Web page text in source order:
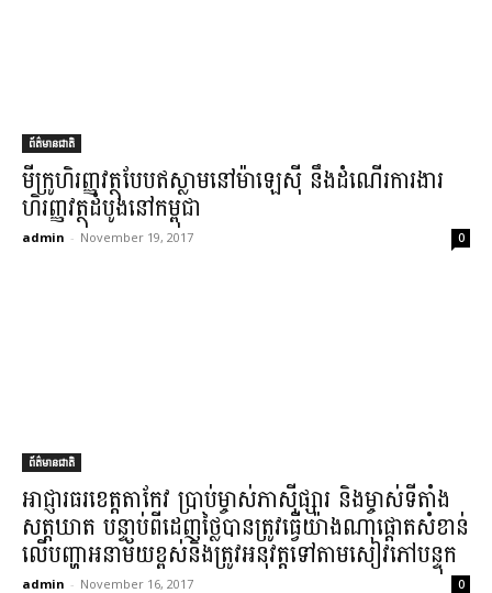
ព័ត៌មានជាតិ
មីក្រូហិរញ្ញវត្ថុ​បែប​ឥស្លាម​នៅ​ម៉ាឡេស៊ី នឹង​ដំណើរ​ការងារ​
ហិរញ្ញវត្ថុ​ដំបូង​នៅ​កម្ពុជា
admin - November 19, 2017 0
ព័ត៌មានជាតិ
អាជ្ញារ​ធរ​ខេត្តតាកែវ ប្រាប់​ម្ចាស់​ភាស៊ី​ផ្សារ និង​ម្ចាស់​ទីតាំង​
សត្តឃាត បន្ទាប់​ពី​ដេញថ្លៃ​បាន​ត្រូវ​ធ្វើ​យ៉ាងណា​ផ្តោត​សំខាន់​
លើ​បញ្ហា​អនាម័យ​ខ្ពស់​និង​ត្រូវ​អនុវត្ត​ទៅ​តាម​សៀវភៅ​បន្ទុក​
admin - November 16, 2017 0